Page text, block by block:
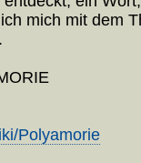
mich mit dem
Polyamorie